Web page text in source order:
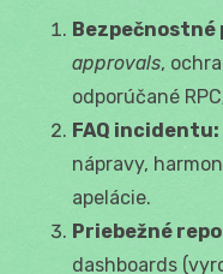
Bezpečnostné
approvals,
odporúčané
FAQ incidentu:
nápravy,
apelácie.
Priebežné
dashboards